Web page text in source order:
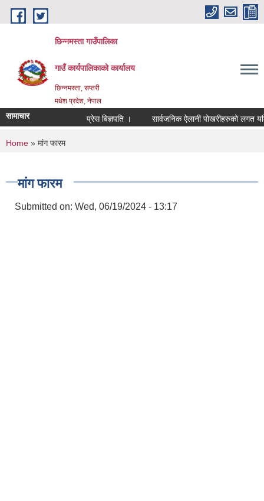
Skip to main content
छिन्नमस्ता गाउँपालिका
गाउँ कार्यपालिकाको कार्यालय
छिन्नमस्ता, सप्तरी
मधेश प्रदेश, नेपाल
सामाचार प्रेस बिज्ञपति । सार्वजनिक ऐलानी पोखरीहरुको लगत
You are here
Home » मांग फारम
मांग फारम
Submitted on: Wed, 06/19/2024 - 13:17